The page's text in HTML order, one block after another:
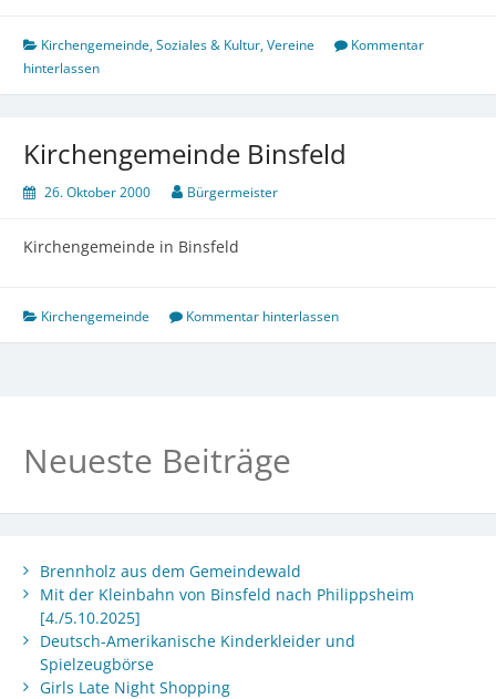
Binsfeld
Kirchengemeinde,Soziales & Kultur,Vereine
Kommentar
hinterlassen
Kirchengemeinde Binsfeld
26. Oktober 2000 Bürgermeister
Kirchengemeinde in Binsfeld
Kirchengemeinde Kommentar hinterlassen
Neueste Beiträge
Brennholz aus dem Gemeindewald
Mit der Kleinbahn von Binsfeld nach Philippsheim
[4./5.10.2025]
Deutsch-Amerikanische Kinderkleider und
Spielzeugbörse
Girls Late Night Shopping